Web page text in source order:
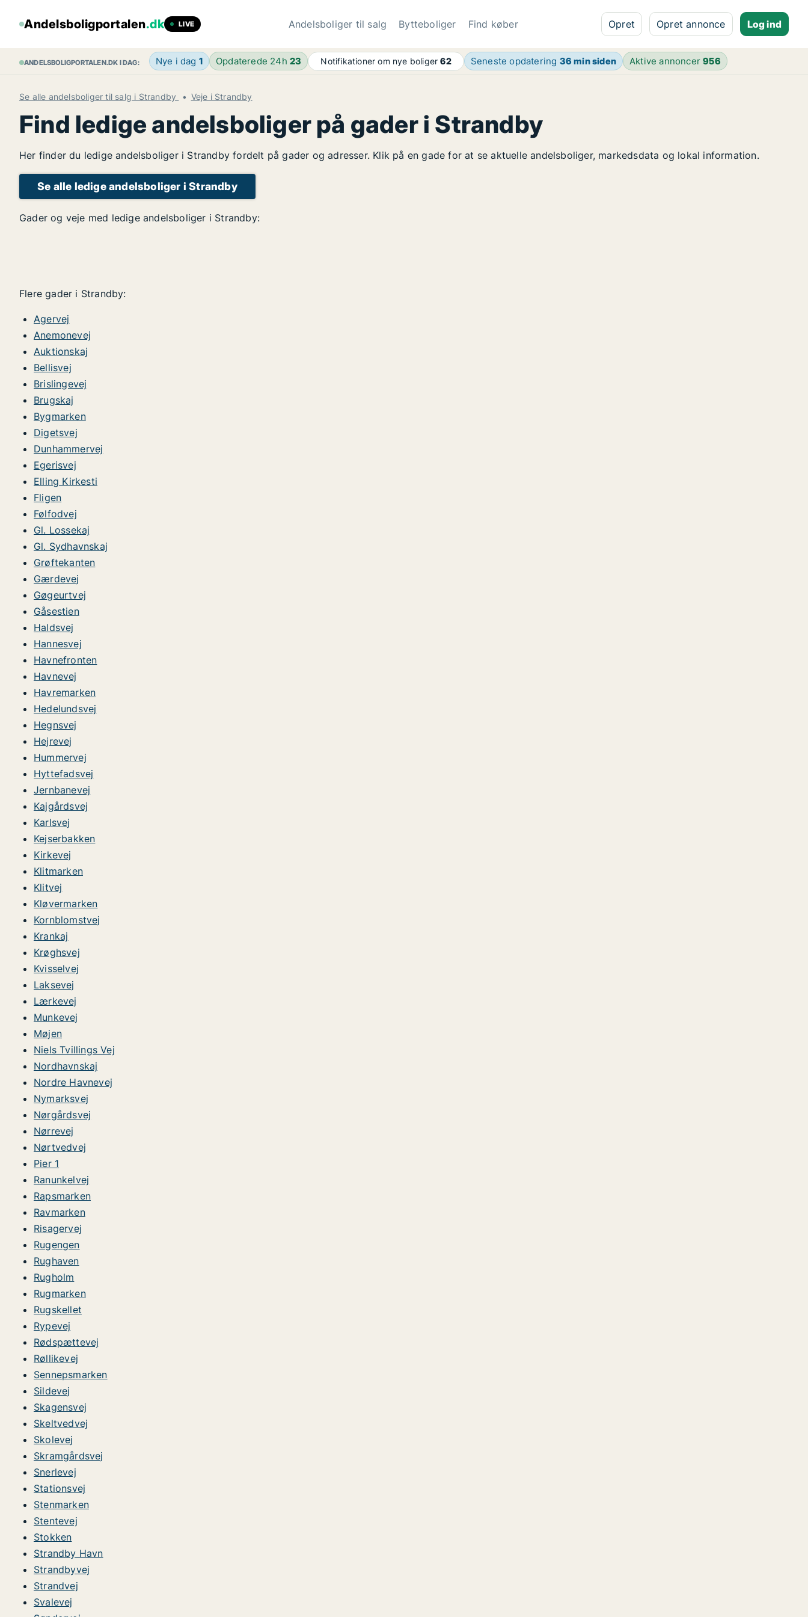
Andelsboligportalen.dk LIVE Andelsboliger til salg Bytteboliger Find køber Opret Opret annonce Log ind
ANDELSBOLIGPORTALEN.DK I DAG: Nye i dag 1 Opdaterede 24h23 Notifikationer om nye boliger62 Seneste opdatering 36 min siden Aktive annoncer956
Se alle andelsboliger til salg i Strandby Veje i Strandby
Find ledige andelsboliger på gader i Strandby
Her finder du ledige andelsboliger i Strandby fordelt på gader og adresser. Klik på en gade for at se aktuelle andelsboliger, markedsdata og lokal information.
Se alle ledige andelsboliger i Strandby
Gader og veje med ledige andelsboliger i Strandby:
Flere gader i Strandby:
Agervej
Anemonevej
Auktionskaj
Bellisvej
Brislingevej
Brugskaj
Bygmarken
Digetsvej
Dunhammervej
Egerisvej
Elling Kirkesti
Fligen
Følfodvej
Gl. Lossekaj
Gl. Sydhavnskaj
Grøftekanten
Gærdevej
Gøgeurtvej
Gåsestien
Haldsvej
Hannesvej
Havnefronten
Havnevej
Havremarken
Hedelundsvej
Hegnsvej
Hejrevej
Hummervej
Hyttefadsvej
Jernbanevej
Kajgårdsvej
Karlsvej
Kejserbakken
Kirkevej
Klitmarken
Klitvej
Kløvermarken
Kornblomstvej
Krankaj
Krøghsvej
Kvisselvej
Laksevej
Lærkevej
Munkevej
Møjen
Niels Tvillings Vej
Nordhavnskaj
Nordre Havnevej
Nymarksvej
Nørgårdsvej
Nørrevej
Nørtvedvej
Pier 1
Ranunkelvej
Rapsmarken
Ravmarken
Risagervej
Rugengen
Rughaven
Rugholm
Rugmarken
Rugskellet
Rypevej
Rødspættevej
Røllikevej
Sennepsmarken
Sildevej
Skagensvej
Skeltvedvej
Skolevej
Skramgårdsvej
Snerlevej
Stationsvej
Stenmarken
Stentevej
Stokken
Strandby Havn
Strandbyvej
Strandvej
Svalevej